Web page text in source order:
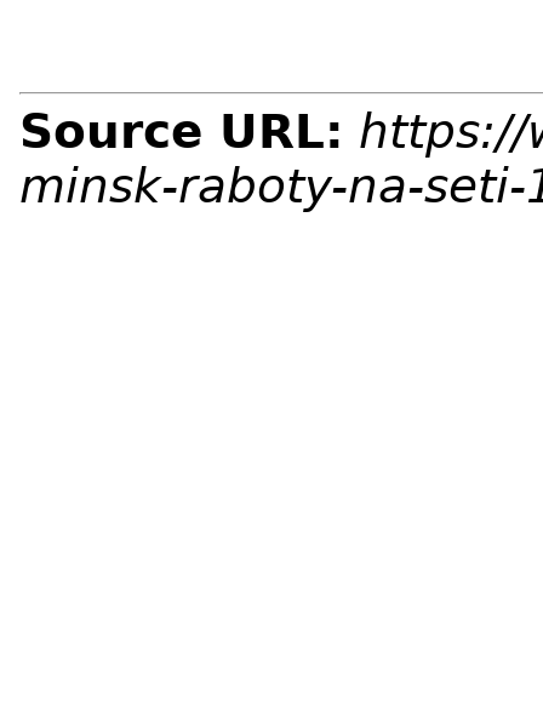
Source URL: https://
minsk-raboty-na-seti-